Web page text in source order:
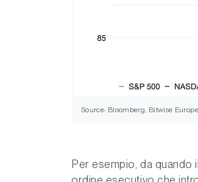
Source: Bloomberg, Bitwise Europe
Per esempio, da quando